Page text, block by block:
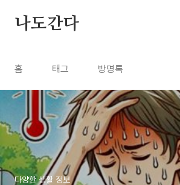
나도간다
홈 태그 방명록
다양한 생활 정보